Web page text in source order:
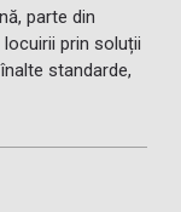
parte din
prin soluții
standarde,